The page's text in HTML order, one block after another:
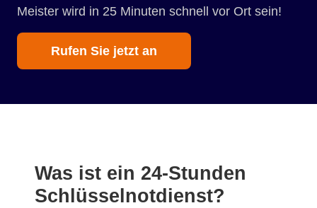
Meister wird in 25 Minuten schnell vor Ort sein!
Rufen Sie jetzt an
Was ist ein 24-Stunden
Schlüsselnotdienst?